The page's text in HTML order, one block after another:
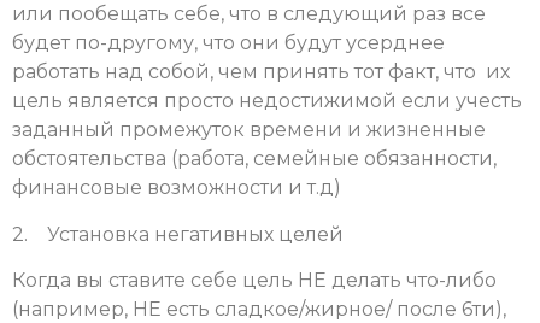
или пообещать себе, что в следующий раз все
будет по-другому, что они будут усерднее
работать над собой, чем принять тот факт, что их
цель является просто недостижимой если учесть
заданный промежуток времени и жизненные
обстоятельства (работа, семейные обязанности,
финансовые возможности и т.д)
2. Установка негативных целей
Когда вы ставите себе цель НЕ делать что-либо
(например, НЕ есть сладкое/жирное/ после 6ти),